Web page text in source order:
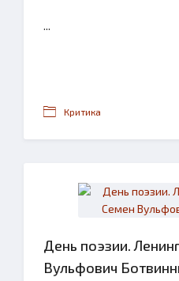
...
Критика
День поэзии.
Вульфович